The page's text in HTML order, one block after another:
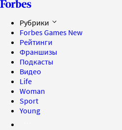
Рубрики
Forbes Games New
Рейтинги
Франшизы
Подкасты
Видео
Life
Woman
Sport
Young